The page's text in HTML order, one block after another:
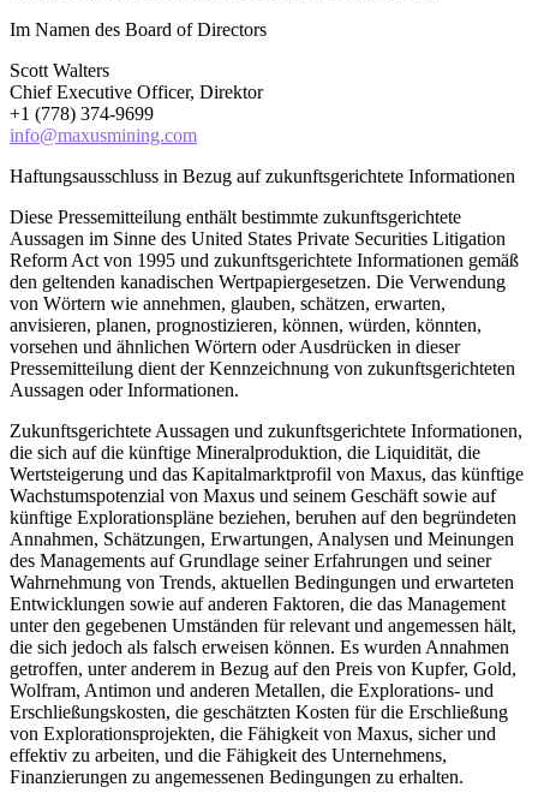
Im Namen des Board of Directors
Scott Walters
Chief Executive Officer, Direktor
+1 (778) 374-9699
info@maxusmining.com
Haftungsausschluss in Bezug auf zukunftsgerichtete Informationen
Diese Pressemitteilung enthält bestimmte zukunftsgerichtete
Aussagen im Sinne des United States Private Securities Litigation
Reform Act von 1995 und zukunftsgerichtete Informationen gemäß
den geltenden kanadischen Wertpapiergesetzen. Die Verwendung
von Wörtern wie annehmen, glauben, schätzen, erwarten,
anvisieren, planen, prognostizieren, können, würden, könnten,
vorsehen und ähnlichen Wörtern oder Ausdrücken in dieser
Pressemitteilung dient der Kennzeichnung von zukunftsgerichteten
Aussagen oder Informationen.
Zukunftsgerichtete Aussagen und zukunftsgerichtete Informationen,
die sich auf die künftige Mineralproduktion, die Liquidität, die
Wertsteigerung und das Kapitalmarktprofil von Maxus, das künftige
Wachstumspotenzial von Maxus und seinem Geschäft sowie auf
künftige Explorationspläne beziehen, beruhen auf den begründeten
Annahmen, Schätzungen, Erwartungen, Analysen und Meinungen
des Managements auf Grundlage seiner Erfahrungen und seiner
Wahrnehmung von Trends, aktuellen Bedingungen und erwarteten
Entwicklungen sowie auf anderen Faktoren, die das Management
unter den gegebenen Umständen für relevant und angemessen hält,
die sich jedoch als falsch erweisen können. Es wurden Annahmen
getroffen, unter anderem in Bezug auf den Preis von Kupfer, Gold,
Wolfram, Antimon und anderen Metallen, die Explorations- und
Erschließungskosten, die geschätzten Kosten für die Erschließung
von Explorationsprojekten, die Fähigkeit von Maxus, sicher und
effektiv zu arbeiten, und die Fähigkeit des Unternehmens,
Finanzierungen zu angemessenen Bedingungen zu erhalten.